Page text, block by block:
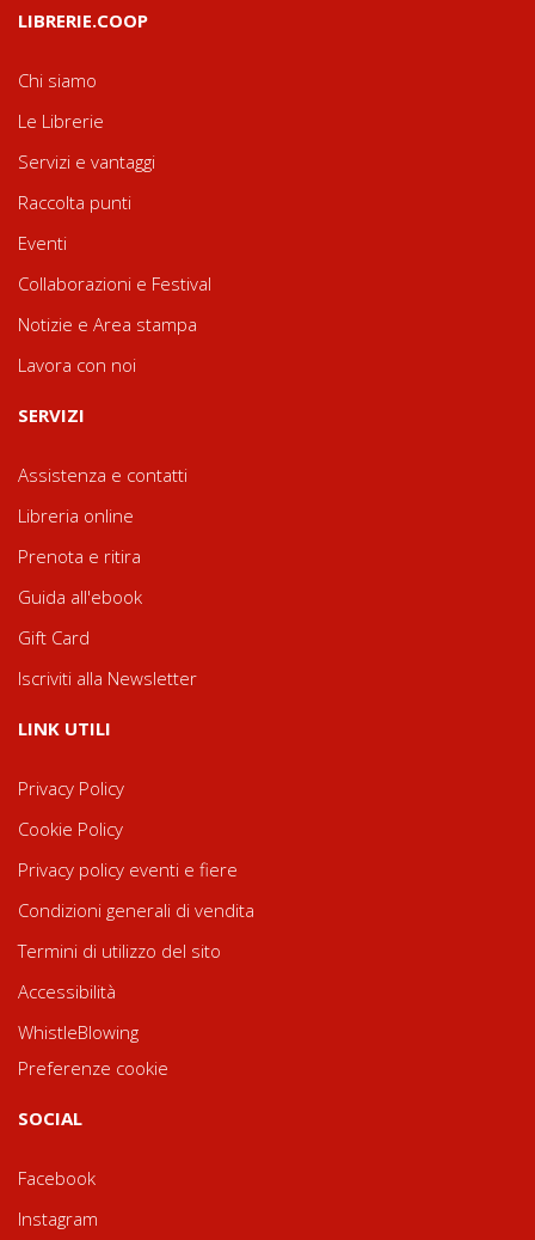
LIBRERIE.COOP
Chi siamo
Le Librerie
Servizi e vantaggi
Raccolta punti
Eventi
Collaborazioni e Festival
Notizie e Area stampa
Lavora con noi
SERVIZI
Assistenza e contatti
Libreria online
Prenota e ritira
Guida all'ebook
Gift Card
Iscriviti alla Newsletter
LINK UTILI
Privacy Policy
Cookie Policy
Privacy policy eventi e fiere
Condizioni generali di vendita
Termini di utilizzo del sito
Accessibilità
WhistleBlowing
Preferenze cookie
SOCIAL
Facebook
Instagram